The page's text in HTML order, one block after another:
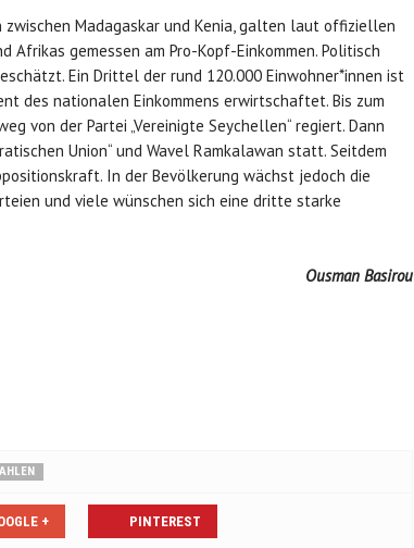
Madagaskar und Kenia, galten laut offiziellen
Afrikas gemessen am Pro-Kopf-Einkommen. Politisch
Ein Drittel der rund 120.000 Einwohner*innen ist
des nationalen Einkommens erwirtschaftet. Bis zum
von der Partei „Vereinigte Seychellen“ regiert. Dann
Union“ und Wavel Ramkalawan statt. Seitdem
In der Bevölkerung wächst jedoch die
und viele wünschen sich eine dritte starke
Ousman Basirou
+ PINTEREST